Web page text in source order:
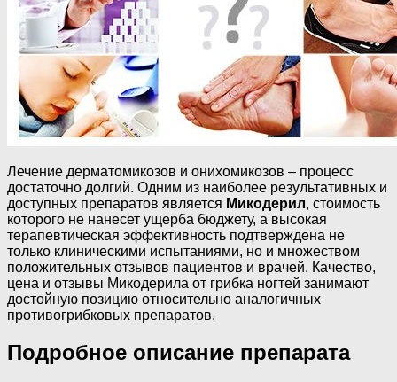
Лечение дерматомикозов и онихомикозов – процесс
достаточно долгий. Одним из наиболее результативных и
доступных препаратов является Микодерил, стоимость
которого не нанесет ущерба бюджету, а высокая
терапевтическая эффективность подтверждена не
только клиническими испытаниями, но и множеством
положительных отзывов пациентов и врачей. Качество,
цена и отзывы Микодерила от грибка ногтей занимают
достойную позицию относительно аналогичных
противогрибковых препаратов.
Подробное описание препарата